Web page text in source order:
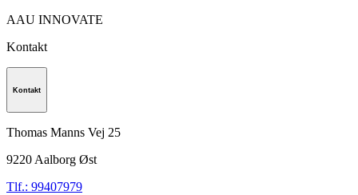
AAU INNOVATE
Kontakt
Kontakt
Thomas Manns Vej 25
9220 Aalborg Øst
Tlf.: 99407979